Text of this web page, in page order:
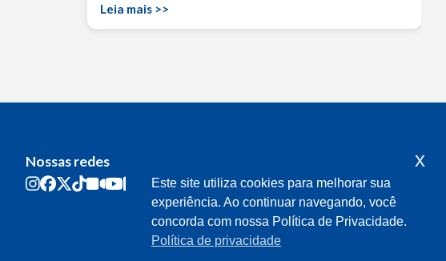
Leia mais >>
Nossas redes
Este site utiliza cookies para melhorar sua
experiência. Ao continuar navegando, você
concorda com nossa Política de Privacidade.
Política de privacidade
x